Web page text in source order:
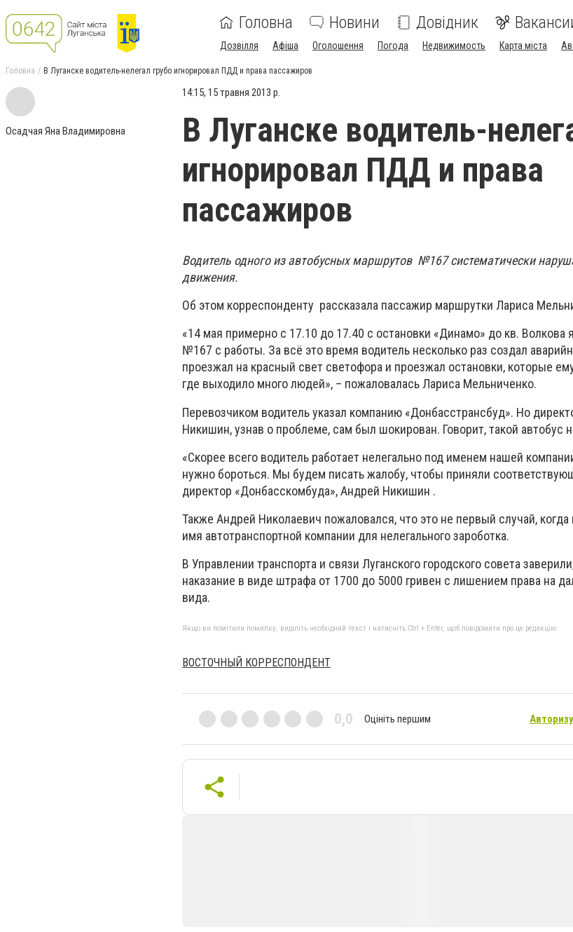
Головна Новини Довідник
Дозвілля Афіша Оголошення Погода Недвижимость Карта міста
Головна В Луганске водитель-нелегал грубо игнорировал ПДД и права пассажиров
Осадчая Яна Владимировна
14:15, 15 травня 2013 р.
В Луганске водитель-
игнорировал ПДД и права
пассажиров
Водитель одного из автобусных маршрутов №167 систематически
движения.
Об этом корреспонденту рассказала пассажир маршрутки Лариса
«14 мая примерно с 17.10 до 17.40 с остановки «Динамо» до кв. Волкова
№167 с работы. За всё это время водитель несколько раз создал
проезжал на красный свет светофора и проезжал остановки, которые
где выходило много людей», – пожаловалась Лариса Мельниченко.
Перевозчиком водитель указал компанию «Донбасстрансбуд». Но
Никишин, узнав о проблеме, сам был шокирован. Говорит, такой автобус
«Скорее всего водитель работает нелегально под именем нашей
нужно бороться. Мы будем писать жалобу, чтобы приняли
директор «Донбасскомбуда», Андрей Никишин .
Также Андрей Николаевич пожаловался, что это не первый случай,
имя автотранспортной компании для нелегального зароботка.
В Управлении транспорта и связи Луганского городского совета
наказание в виде штрафа от 1700 до 5000 гривен с лишением права на
вида.
Якщо ви помітили помилку, виділіть необхідний текст і натисніть Ctrl + Enter, щоб повідомити про це редакцію
ВОСТОЧНЫЙ КОРРЕСПОНДЕНТ
0,0 Оцініть першим